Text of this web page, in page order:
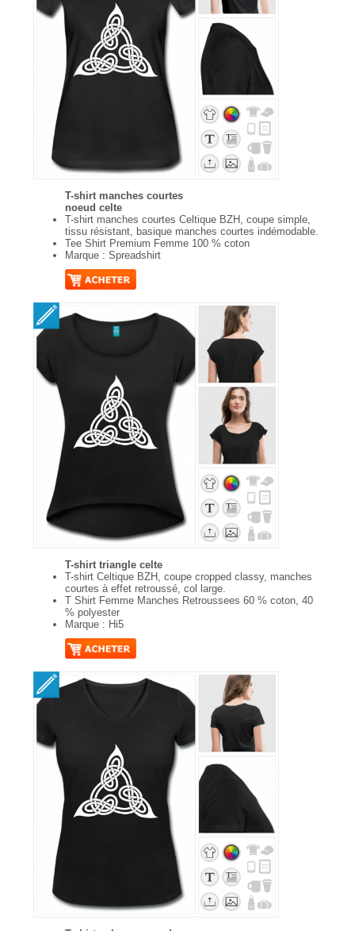
T-shirt manches courtes
noeud celte
T-shirt manches courtes Celtique BZH, coupe simple,
tissu résistant, basique manches courtes indémodable.
Tee Shirt Premium Femme 100 % coton
Marque : Spreadshirt
T-shirt triangle celte
T-shirt Celtique BZH, coupe cropped classy, manches
courtes à effet retroussé, col large.
T Shirt Femme Manches Retroussees 60 % coton, 40
% polyester
Marque : Hi5